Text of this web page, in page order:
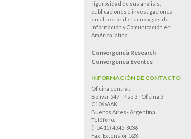
rigurosidad de sus análisis,
publicaciones e investigaciones
en el sector de Tecnologías de
Información y Comunicación en
América latina.
Convergencia Research
Convergencia Eventos
INFORMACIÓN DE CONTACTO
Oficina central:
Bolívar 547 - Piso 3 - Oficina 3
C1066AAK
Buenos Aires - Argentina
Teléfono:
(+54 11) 4345-3036
Fax: Extensión 523